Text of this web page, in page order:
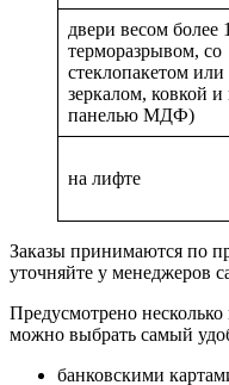
двери весом более
терморазрывом, со
стеклопакетом
зеркалом, ковкой
панелью МДФ)
на лифте
Заказы принимаются по
уточняйте у менеджеров
Предусмотрено
можно выбрать самый
банковскими